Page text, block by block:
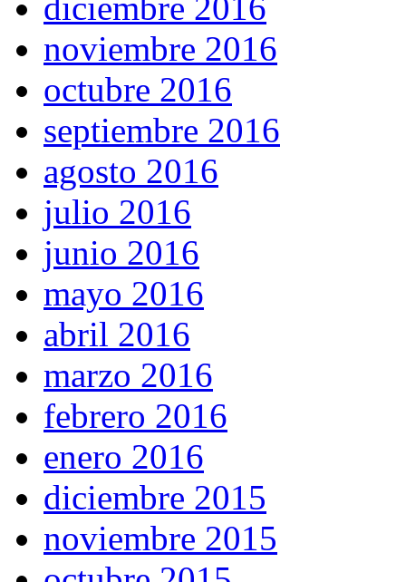
diciembre 2016
noviembre 2016
octubre 2016
septiembre 2016
agosto 2016
julio 2016
junio 2016
mayo 2016
abril 2016
marzo 2016
febrero 2016
enero 2016
diciembre 2015
noviembre 2015